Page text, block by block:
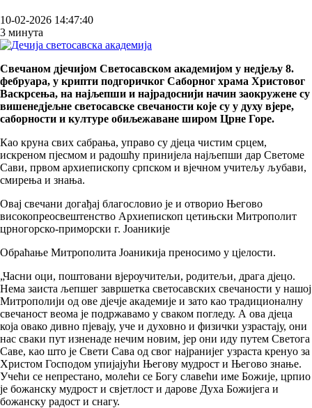
10-02-2026 14:47:40
3 минута
Свечаном дјечијом Светосавском академијом у недјељу 8.
фебруара, у крипти подгоричког Саборног храма Христовог
Васкрсења, на најљепши и најрадоснији начин заокружене су
вишенедјељне светосавске свечаности које су у духу вјере,
саборности и културе обиљежаване широм Црне Горе.
Као круна свих сабрања, управо су дјеца чистим срцем,
искреном пјесмом и радошћу принијела најљепши дар Светоме
Сави, првом архиепископу српском и вјечном учитељу љубави,
смирења и знања.
Овај свечани догађај благословио је и отворио Његово
високопреосвештенство Архиепископ цетињски Митрополит
црногорско-приморски г. Јоаникије
Обраћање Митрополита Јоаникија преносимо у цјелости.
„Часни оци, поштовани вјероучитељи, родитељи, драга дјецо.
Нема заиста љепшег завршетка светосавских свечаности у нашој
Митрополији од ове дјечје академије и зато као традиционалну
свечаност веома је подржавамо у сваком погледу. А ова дјеца
која овако дивно пјевају, уче и духовно и физички узрастају, они
нас сваки пут изненаде нечим новим, јер они иду путем Светога
Саве, као што је Свети Сава од свог најранијег узраста кренуо за
Христом Господом упијајући Његову мудрост и Његово знање.
Учећи се непрестано, молећи се Богу славећи име Божије, црпио
је божанску мудрост и свјетлост и дарове Духа Божијега и
божанску радост и снагу.